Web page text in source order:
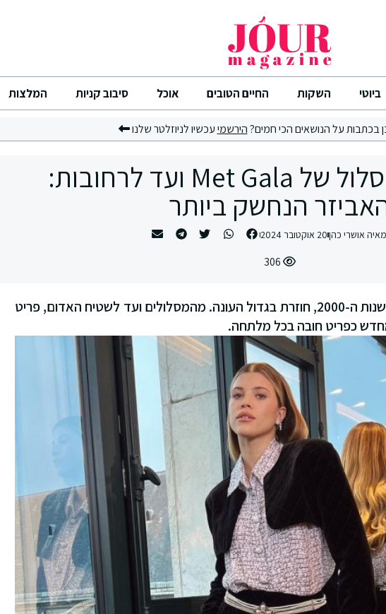
ביוטי השקות החיים הטובים אוכל סיבוב קניות המלצות
בכתבות על הנושאים הכי חמים?הירשמיעכשיו לניוזלטר שלנו
מתצוגות המסלול של Met Gala ועד לרחובות:
הנחשק ביותר
מאיה אושרי כהן20 אוקטובר 2024
חגורת השרשרת, אביזר אהוב משנות ה-2000, חוזרת בגדול העונה. מהמסלולים ועד לשטיח האדום, פריט
כפריט חובה בכל מלתחה.